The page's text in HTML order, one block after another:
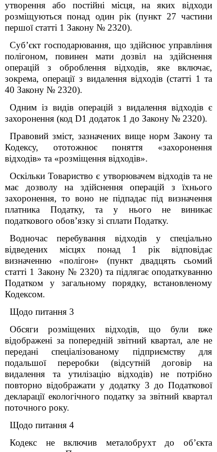
утворення або постійні місця, на яких відходи
розміщуються понад один рік (пункт 27 частини
першої статті 1 Закону № 2320).
Суб’єкт господарювання, що здійснює управління
полігоном, повинен мати дозвіл на здійснення
операцій з оброблення відходів, яке включає,
зокрема, операції з видалення відходів (статті 1 та
40 Закону № 2320).
Одним із видів операцій з видалення відходів є
захоронення (код D1 додаток 1 до Закону № 2320).
Правовий зміст, зазначених вище норм Закону та
Кодексу, ототожнює поняття «захоронення
відходів» та «розміщення відходів».
Оскільки Товариство є утворювачем відходів та не
має дозволу на здійснення операцій з їхнього
захоронення, то воно не підпадає під визначення
платника Податку, та у нього не виникає
податкового обов’язку зі сплати Податку.
Водночас перебування відходів у спеціально
відведених місцях понад 1 рік відповідає
визначенню «полігон» (пункт двадцять сьомий
статті 1 Закону № 2320) та підлягає оподаткуванню
Податком у загальному порядку, встановленому
Кодексом.
Щодо питання 3
Обсяги розміщених відходів, що були вже
відображені за попередній звітний квартал, але не
передані спеціалізованому підприємству для
подальшої переробки (відсутній договір на
видалення та утилізацію відходів) не потрібно
повторно відображати у додатку 3 до Податкової
декларації екологічного податку за звітний квартал
поточного року.
Щодо питання 4
Кодекс не включив металобрухт до об’єкта